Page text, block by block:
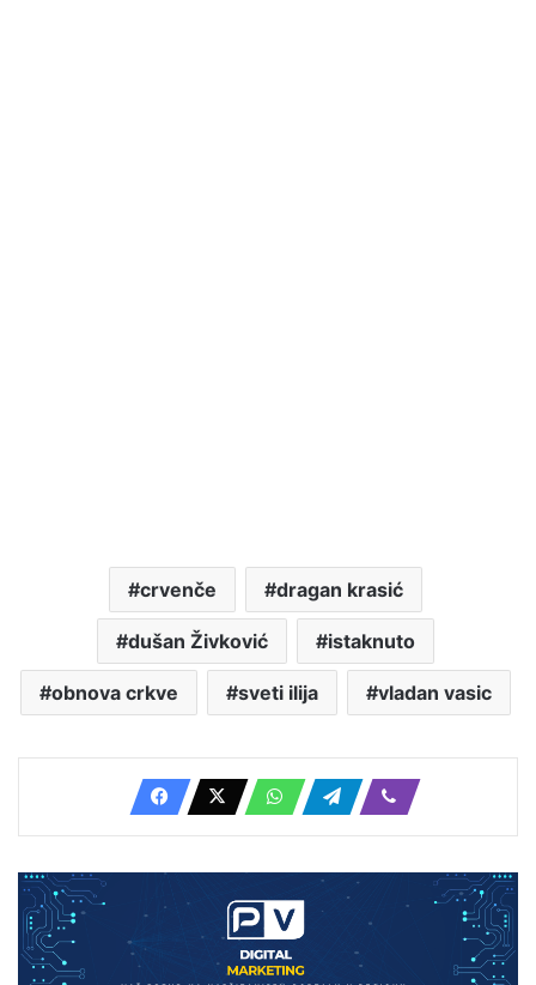
crvenče dragan krasić
dušan Živković istaknuto
obnova crkve sveti ilija vladan vasic